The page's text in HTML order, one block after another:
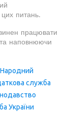
цих питань.
працювати
наповнюючи
Народний
служба
України